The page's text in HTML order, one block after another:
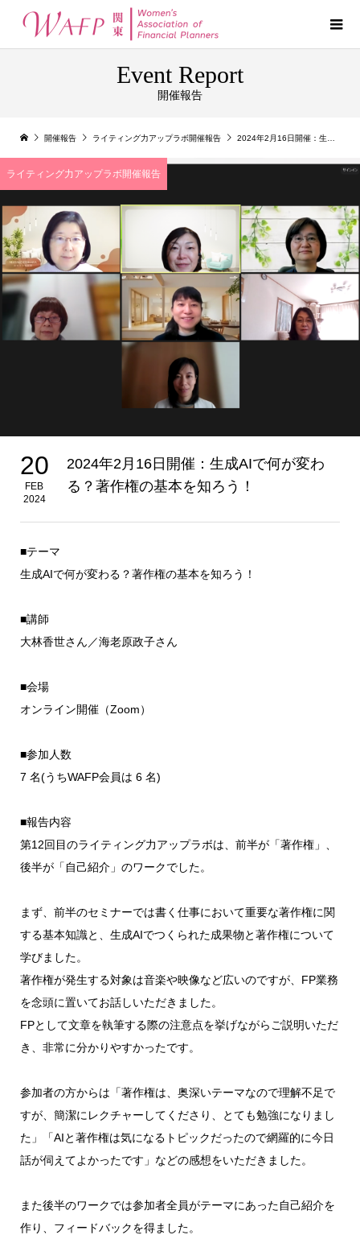
Event Report
開催報告
開催報告 ライティング力アップラボ開催報告 2024年2月16日開催：生成AIで何が変わる？著作権の基本を知ろう！
ライティング力アップラボ開催報告
20
FEB
2024
2024年2月16日開催：生成AIで何が変わ
る？著作権の基本を知ろう！
■テーマ
生成AIで何が変わる？著作権の基本を知ろう！
■講師
大林香世さん／海老原政子さん
■会場
オンライン開催（Zoom）
■参加人数
7 名(うちWAFP会員は 6 名)
■報告内容
第12回目のライティング力アップラボは、前半が「著作権」、
後半が「自己紹介」のワークでした。
まず、前半のセミナーでは書く仕事において重要な著作権に関
する基本知識と、生成AIでつくられた成果物と著作権について
学びました。
著作権が発生する対象は音楽や映像など広いのですが、FP業務
を念頭に置いてお話しいただきました。
FPとして文章を執筆する際の注意点を挙げながらご説明いただ
き、非常に分かりやすかったです。
参加者の方からは「著作権は、奥深いテーマなので理解不足で
すが、簡潔にレクチャーしてくださり、とても勉強になりまし
た」「AIと著作権は気になるトピックだったので網羅的に今日
話が伺えてよかったです」などの感想をいただきました。
また後半のワークでは参加者全員がテーマにあった自己紹介を
作り、フィードバックを得ました。